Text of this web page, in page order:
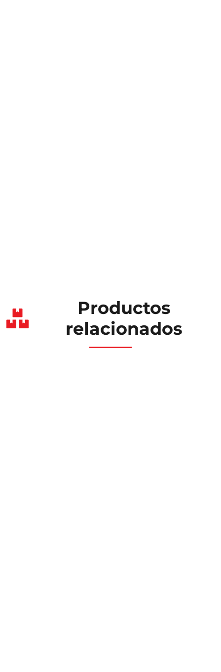
Productos
relacionados